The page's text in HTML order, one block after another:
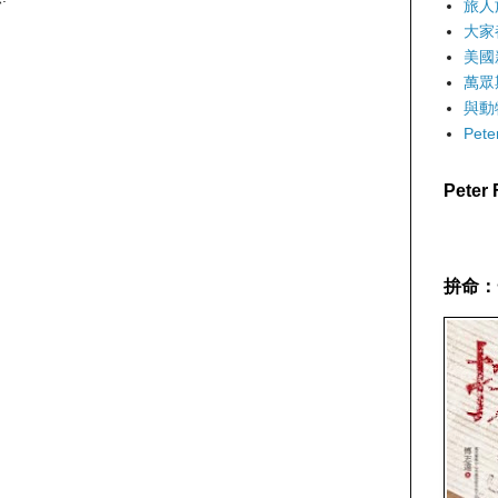
旅人
大
美
萬眾
與動
Peter
拚命